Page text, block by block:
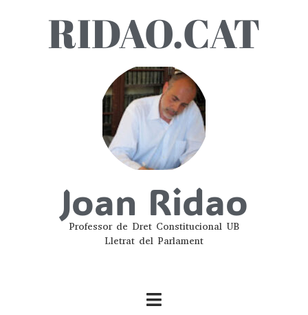
RIDAO.CAT
Joan Ridao
Professor de Dret Constitucional UB
Lletrat del Parlament